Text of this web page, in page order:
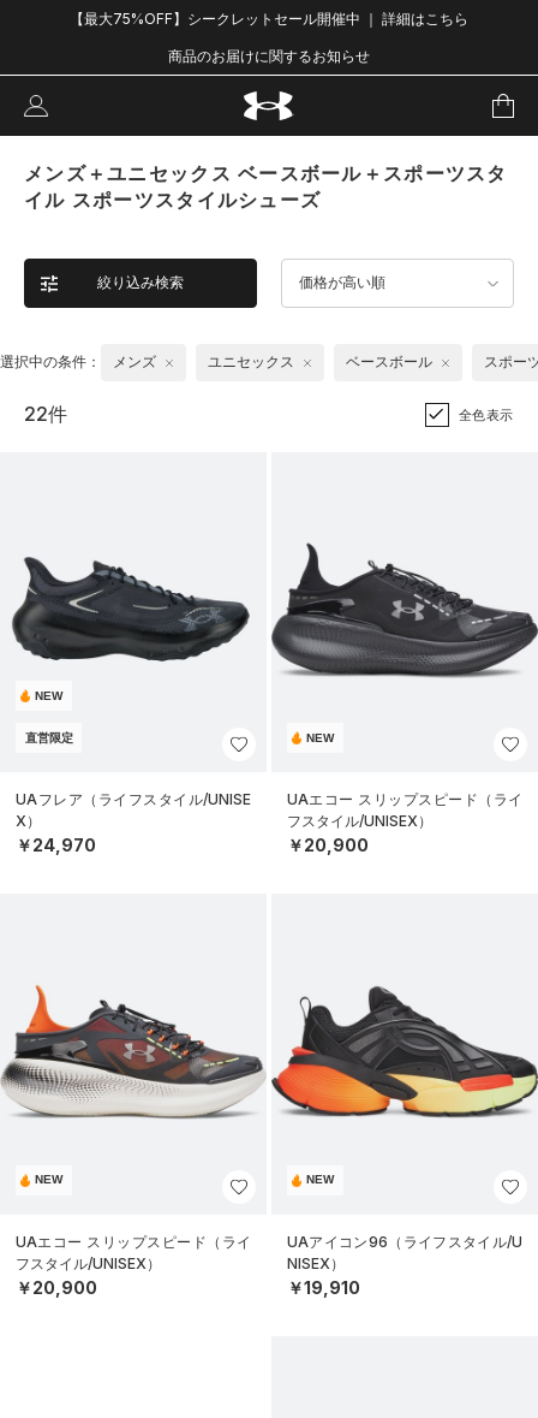
【最大75%OFF】シークレットセール開催中 ｜ 詳細はこちら
商品のお届けに関するお知らせ
メンズ＋ユニセックス ベースボール＋スポーツスタ
イル スポーツスタイルシューズ
絞り込み検索 価格が高い順
選択中の条件： メンズ ユニセックス ベースボール スポー
22件 全色表示
NEW
直営限定
UAフレア（ライフスタイル/UNISE
X）
￥24,970
NEW
UAエコー スリップスピード（ライ
フスタイル/UNISEX）
￥20,900
NEW
UAエコー スリップスピード（ライ
フスタイル/UNISEX）
￥20,900
NEW
UAアイコン96（ライフスタイル/U
NISEX）
￥19,910